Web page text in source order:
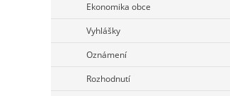
Ekonomika obce
Vyhlášky
Oznámení
Rozhodnutí